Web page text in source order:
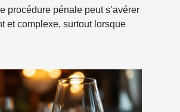
affaire
procédure pénale peut s’avérer
et complexe, surtout lorsque